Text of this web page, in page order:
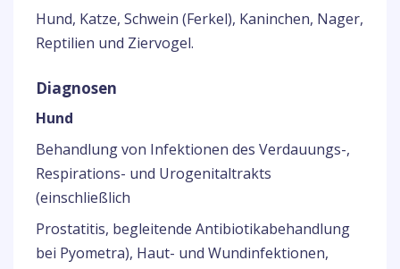
Hund, Katze, Schwein (Ferkel), Kaninchen, Nager,
Reptilien und Ziervogel.
Diagnosen
Hund
Behandlung von Infektionen des Verdauungs-,
Respirations- und Urogenitaltrakts
(einschließlich
Prostatitis, begleitende Antibiotikabehandlung
bei Pyometra), Haut- und Wundinfektionen,